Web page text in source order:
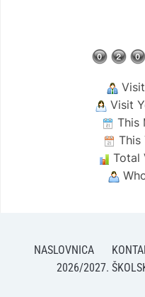
Visit
This
This
Total
NASLOVNICA
2026/2027.